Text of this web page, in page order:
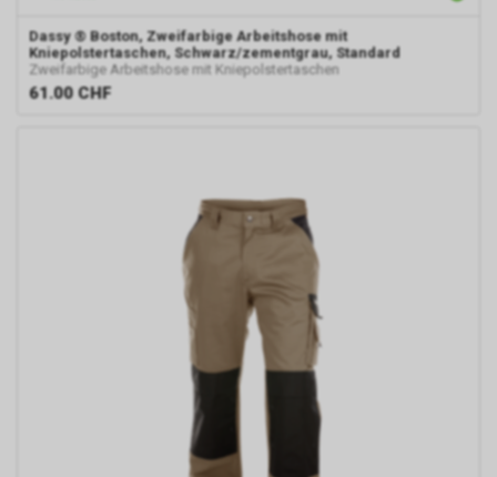
Dassy ® Boston, Zweifarbige Arbeitshose mit
Kniepolstertaschen, Schwarz/zementgrau, Standard
Zweifarbige Arbeitshose mit Kniepolstertaschen
61.00 CHF